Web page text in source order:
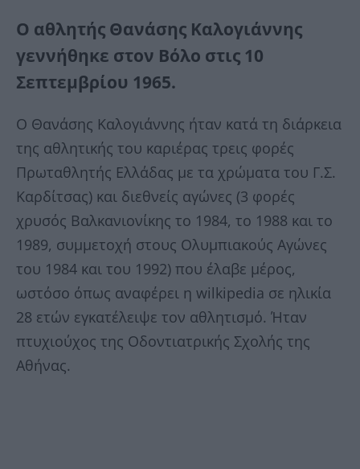
Ο αθλητής Θανάσης Καλογιάννης
γεννήθηκε στον Βόλο στις 10
Σεπτεμβρίου 1965.
Ο Θανάσης Καλογιάννης ήταν κατά τη διάρκεια
της αθλητικής του καριέρας τρεις φορές
Πρωταθλητής Ελλάδας με τα χρώματα του Γ.Σ.
Καρδίτσας) και διεθνείς αγώνες (3 φορές
χρυσός Βαλκανιονίκης το 1984, το 1988 και το
1989, συμμετοχή στους Ολυμπιακούς Αγώνες
του 1984 και του 1992) που έλαβε μέρος,
ωστόσο όπως αναφέρει η wilkipedia σε ηλικία
28 ετών εγκατέλειψε τον αθλητισμό. Ήταν
πτυχιούχος της Οδοντιατρικής Σχολής της
Αθήνας.